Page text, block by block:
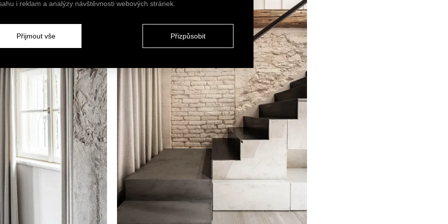
i reklam a analýzy návštěvnosti webových stránek.
Přijmout vše Přizpůsobit